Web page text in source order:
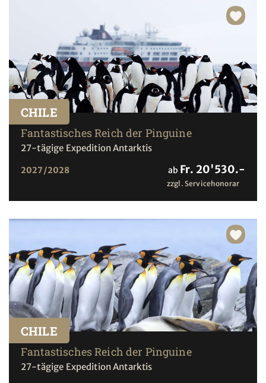
CHILE
Fantastisches Reich der Pinguine
27-tägige Expedition Antarktis
2027/2028 ab Fr. 20'530.-
zzgl. Servicehonorar
CHILE
Fantastisches Reich der Pinguine
27-tägige Expedition Antarktis